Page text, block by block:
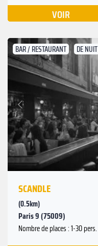
VOIR
BAR / RESTAURANT DE NUIT
Précédent
SCANDLE
(0.5km)
Paris 9 (75009)
Nombre de places : 1-30 pers.